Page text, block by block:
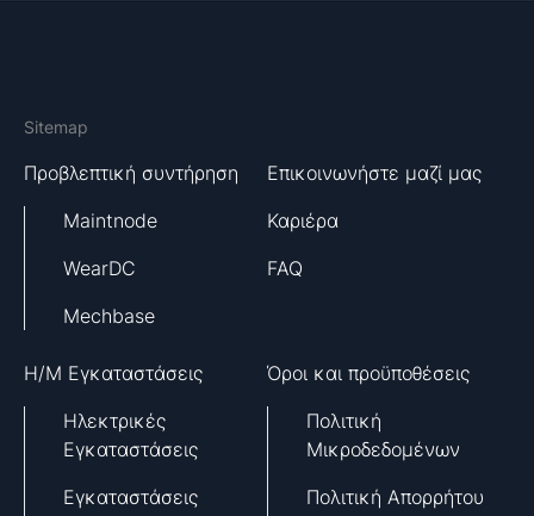
Sitemap
Προβλεπτική συντήρηση
Maintnode
WearDC
Mechbase
H/M Εγκαταστάσεις
Ηλεκτρικές
Εγκαταστάσεις
Εγκαταστάσεις
Επικοινωνήστε μαζί μας
Καριέρα
FAQ
Όροι και προϋποθέσεις
Πολιτική
Μικροδεδομένων
Πολιτική Απορρήτου